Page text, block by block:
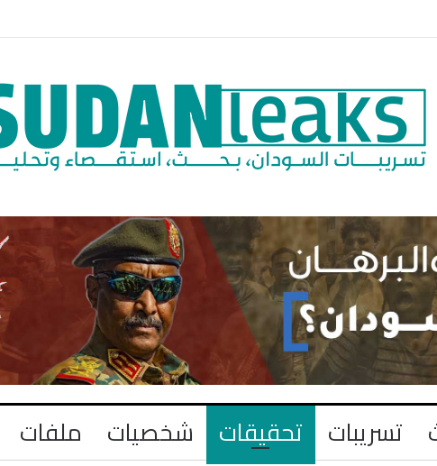
تسريبات تحقيقات شخصيات ملفات